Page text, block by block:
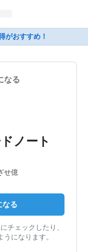
がおすすめ！
なる
ノート
せ億
なる
チェックしたり、
になります。